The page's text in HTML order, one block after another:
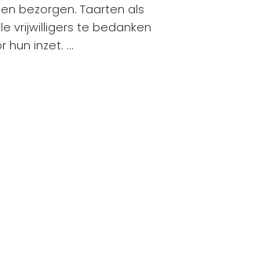
bezorgen. Taarten als
vrijwilligers te bedanken
hun inzet. ...